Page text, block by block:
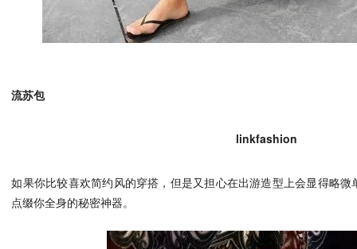
流苏包
linkfashion
如果你比较喜欢简约风的穿搭，但是又担心在出游造型上会显得略
点缀你全身的秘密神器。